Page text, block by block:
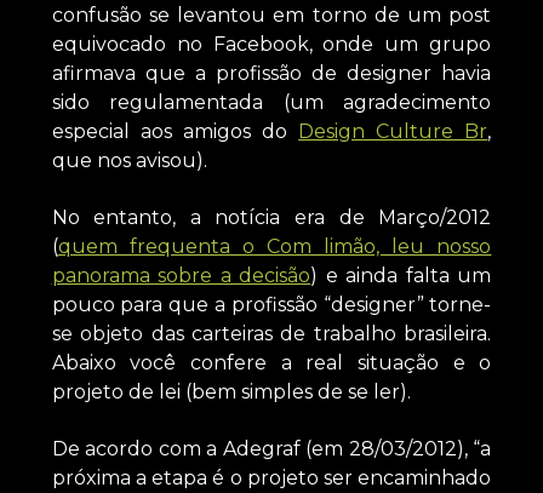
confusão se levantou em torno de um post
equivocado no Facebook, onde um grupo
afirmava que a profissão de designer havia
sido regulamentada (um agradecimento
especial aos amigos do
Design Culture Br,
que nos avisou).
No entanto, a notícia era de Março/2012
(quem frequenta o Com limão, leu nosso
panorama sobre a decisão) e ainda falta um
pouco para que a profissão “designer” torne-
se objeto das carteiras de trabalho brasileira.
Abaixo você confere a real situação e o
projeto de lei (bem simples de se ler).
De acordo com a Adegraf (em 28/03/2012), “a
próxima a etapa é o projeto ser encaminhado